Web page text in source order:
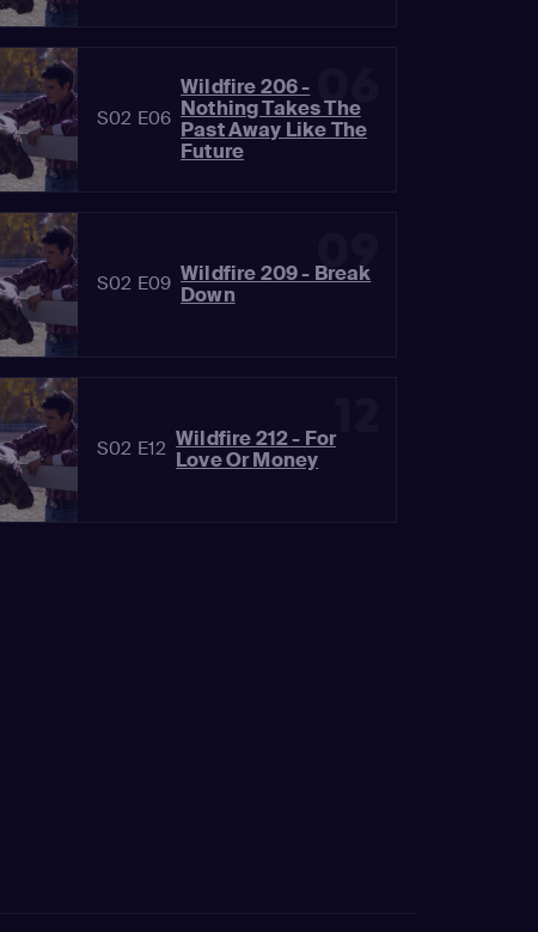
06
S02 E06
Wildfire 206 -
Nothing Takes The
Past Away Like The
Future
09
S02 E09 Wildfire 209 - Break
Down
S02 E12 Wildfire 212 - For
Love Or Money